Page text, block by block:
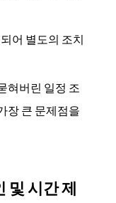
어 별도의 조치
혀버린 일정 조
장 큰 문제점을
및 시간 제